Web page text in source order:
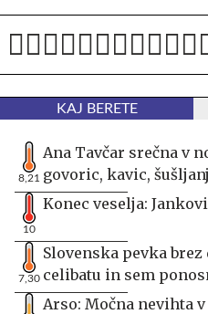
KAJ BERETE
8,21
Ana Tavčar srečna v
govoric, kavic,
10
Konec veselja:
7,30
Slovenska pevka
celibatu in sem
Arso: Močna nevihta